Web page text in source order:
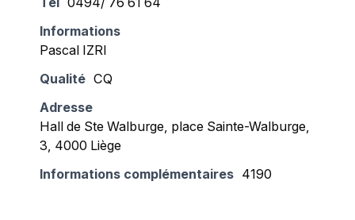
Informations
Pascal IZRI
Qualité CQ
Adresse
Hall de Ste Walburge, place Sainte-Walburge,
3, 4000 Liège
Informations complémentaires 4190